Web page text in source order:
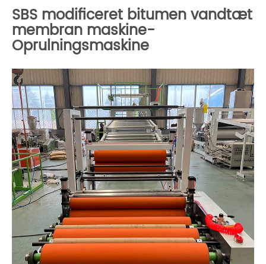
SBS modificeret bitumen vandtæt
membran maskine-
Oprulningsmaskine